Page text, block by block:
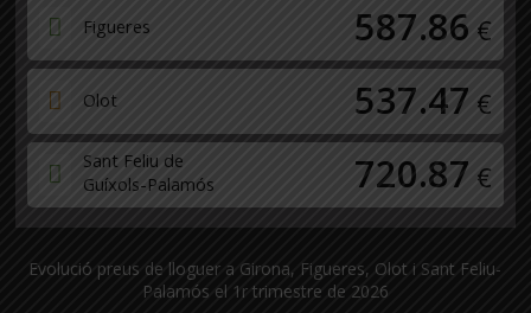
Figueres 587.86 €
Olot 537.47 €
Sant Feliu de
Guíxols-Palamós
720.87 €
Evolució preus de lloguer a Girona, Figueres, Olot i Sant Feliu-
Palamós el 1r trimestre de 2026